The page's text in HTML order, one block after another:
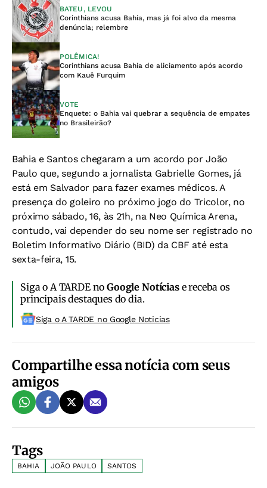
BATEU, LEVOU
Corinthians acusa Bahia, mas já foi alvo da mesma
denúncia; relembre
POLÊMICA!
Corinthians acusa Bahia de aliciamento após acordo
com Kauê Furquim
VOTE
Enquete: o Bahia vai quebrar a sequência de empates
no Brasileirão?
Bahia e Santos chegaram a um acordo por João
Paulo que, segundo a jornalista Gabrielle Gomes, já
está em Salvador para fazer exames médicos. A
presença do goleiro no próximo jogo do Tricolor, no
próximo sábado, 16, às 21h, na Neo Química Arena,
contudo, vai depender do seu nome ser registrado no
Boletim Informativo Diário (BID) da CBF até esta
sexta-feira, 15.
Siga o A TARDE noGoogle Notíciase receba os
principais destaques do dia.
Siga o A TARDE no Google Noticias
Compartilhe essa notícia com seus
amigos
Tags
BAHIA JOÃO PAULO SANTOS